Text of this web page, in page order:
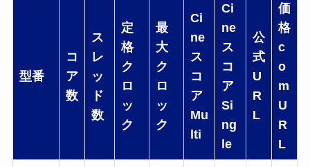
型番
コ
ア
数
ス
レ
ッ
ド
数
定
格
ク
ロ
ッ
ク
最
大
ク
ロ
ッ
ク
Ci
ne
ス
コ
ア
Mu
lti
Ci
ne
ス
コ
ア
Si
ng
le
公
式
U
R
L
価
格
c
o
m
U
R
L